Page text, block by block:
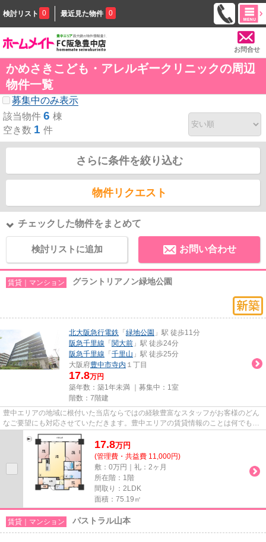
検討リスト 0 最近見た物件 0
お問合せ
かめさきこども・アレルギークリニックの周辺
物件一覧
募集中のみ表示
該当物件 6 棟
空き数 1 件
さらに条件を絞り込む
物件リクエスト
チェックした物件をまとめて
検討リストに追加 お問い合わせ
賃貸｜マンション グラントリアノン緑地公園
北大阪急行電鉄 「 緑地公園 」駅 徒歩11分
阪急千里線 「 関大前 」駅 徒歩24分
阪急千里線 「 千里山 」駅 徒歩25分
大阪府豊中市寺内 １丁目
17.8万円
築年数：築1年未満 ｜募集中： 1室
階数：7階建
豊中エリアの地域に根付いた当店ならではの経験豊富なスタッフがお客様のどん
なご要望にも対応させていただきます。豊中エリアの賃貸情報のことは何でもお
気軽にご相談ください。一生...
17.8万円
(管理費・共益費 11,000円)
敷：0万円｜礼：2ヶ月
所在階：1階
間取り：2LDK
面積：75.19㎡
賃貸｜マンション パストラル山本